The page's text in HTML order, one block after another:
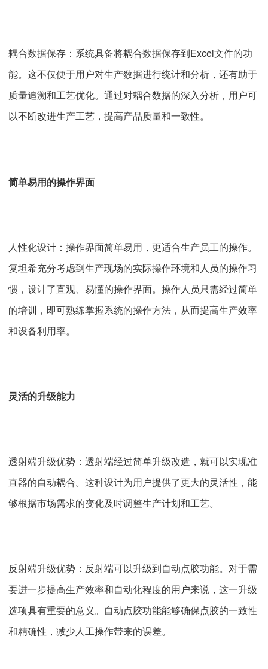
耦合数据保存：系统具备将耦合数据保存到Excel文件的功
能。这不仅便于用户对生产数据进行统计和分析，还有助于
质量追溯和工艺优化。通过对耦合数据的深入分析，用户可
以不断改进生产工艺，提高产品质量和一致性。
简单易用的操作界面
人性化设计：操作界面简单易用，更适合生产员工的操作。
复坦希充分考虑到生产现场的实际操作环境和人员的操作习
惯，设计了直观、易懂的操作界面。操作人员只需经过简单
的培训，即可熟练掌握系统的操作方法，从而提高生产效率
和设备利用率。
灵活的升级能力
透射端升级优势：透射端经过简单升级改造，就可以实现准
直器的自动耦合。这种设计为用户提供了更大的灵活性，能
够根据市场需求的变化及时调整生产计划和工艺。
反射端升级优势：反射端可以升级到自动点胶功能。对于需
要进一步提高生产效率和自动化程度的用户来说，这一升级
选项具有重要的意义。自动点胶功能能够确保点胶的一致性
和精确性，减少人工操作带来的误差。